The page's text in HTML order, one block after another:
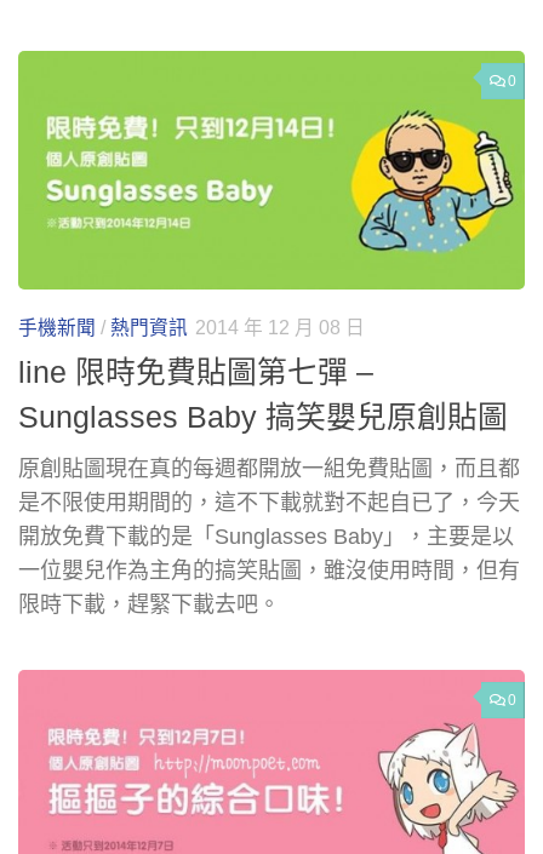
0
手機新聞 / 熱門資訊 2014 年 12 月 08 日
line 限時免費貼圖第七彈 –
Sunglasses Baby 搞笑嬰兒原創貼圖
原創貼圖現在真的每週都開放一組免費貼圖，而且都
是不限使用期間的，這不下載就對不起自已了，今天
開放免費下載的是「Sunglasses Baby」，主要是以
一位嬰兒作為主角的搞笑貼圖，雖沒使用時間，但有
限時下載，趕緊下載去吧。
0